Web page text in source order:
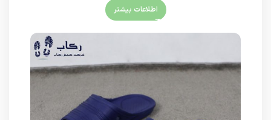
اطلاعات بیشتر